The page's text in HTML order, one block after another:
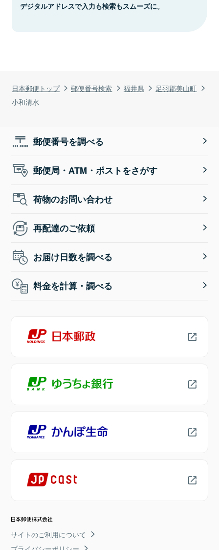
日本郵便トップ 郵便番号検索 福井県
足羽郡美山町
小和清水
デジタルアドレスで入力も検索もスムーズに。
郵便番号を調べる
郵便局・ATM・ポストをさがす
荷物のお問い合わせ
再配達のご依頼
お届け日数を調べる
料金を計算・調べる
サイトのご利用について